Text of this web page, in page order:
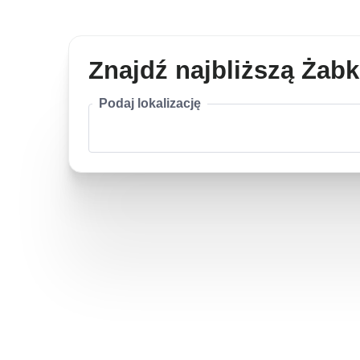
Znajdź najbliższą
Podaj lokalizację